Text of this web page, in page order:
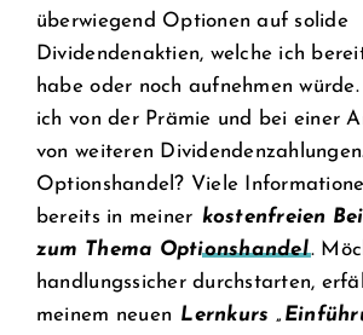
überwiegend Optionen auf solide
Dividendenaktien, welche ich
habe oder noch aufnehmen
ich von der Prämie und bei einer
von weiteren
Optionshandel? Viele
bereits in meiner kostenfreien
zum Thema Optionshandel.
handlungssicher durchstarten,
meinem neuen Lernkurs